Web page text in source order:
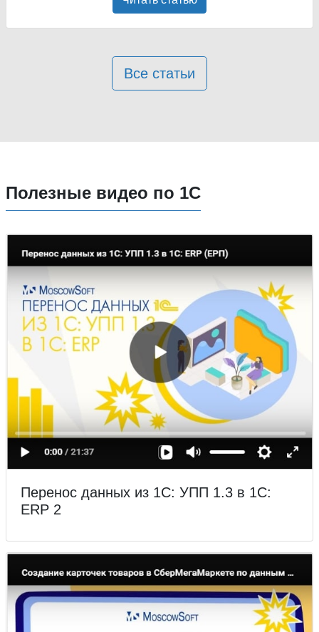
Все статьи
Полезные видео по 1С
Перенос данных из 1С: УПП 1.3 в 1С:
ERP 2